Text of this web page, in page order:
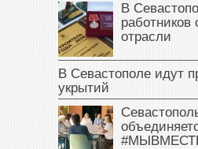
В
работников
отрасли
В Севастополе идут
укрытий